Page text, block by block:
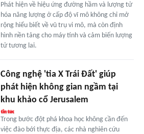
Phát hiện về hiệu ứng đường hầm và lượng tử
hóa năng lượng ở cấp độ vĩ mô không chỉ mở
rộng hiểu biết về vũ trụ vi mô, mà còn định
hình nền tảng cho máy tính và cảm biến lượng
tử tương lai.
Công nghệ 'tia X Trái Đất' giúp
phát hiện không gian ngầm tại
khu khảo cổ Jerusalem
Trong bước đột phá khoa học không cần đến
việc đào bới thực địa, các nhà nghiên cứu